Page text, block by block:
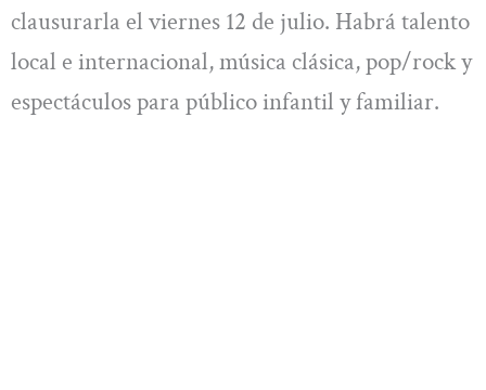
clausurarla el viernes 12 de julio. Habrá talento
local e internacional, música clásica, pop/rock y
espectáculos para público infantil y familiar.